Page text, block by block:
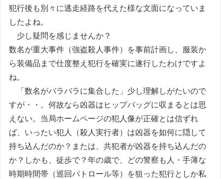
犯行後も別々に逃走経路を代えた様な文面になっていま
したよね。
少し疑問を感じませんか？
数名が重大事件（強盗殺人事件）を事前計画し、服装か
ら装備品まで仕度整え犯行を確実に遂行したわけですよ
ね。
「数名がバラバラに集合した」少し理解しがたいので
すが・・。何故なら凶器はヒップバッグに収まるとは思
えない。当局ホームページの犯人像が正確とは信ずれ
ば、いったい犯人（殺人実行者）は凶器を如何に隠して
持ち込んだのか？または、共犯者が凶器を持ち込んだの
か？しかも、徒歩で？年の歳で、どの警察も人・手薄な
時期時間帯（巡回パトロール等）を狙った犯行としか私